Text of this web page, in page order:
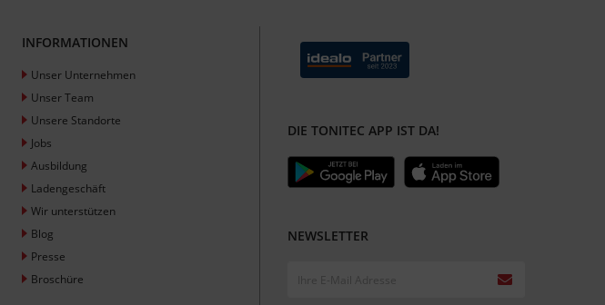
INFORMATIONEN
Unser Unternehmen
Unser Team
Unsere Standorte
Jobs
Ausbildung
Ladengeschäft
Wir unterstützen
Blog
Presse
Broschüre
DIE TONITEC APP IST DA!
NEWSLETTER